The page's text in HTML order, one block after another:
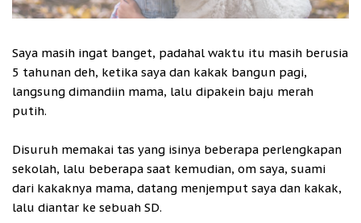
Saya masih ingat banget, padahal waktu itu masih berusia
5 tahunan deh, ketika saya dan kakak bangun pagi,
langsung dimandiin mama, lalu dipakein baju merah
putih.
Disuruh memakai tas yang isinya beberapa perlengkapan
sekolah, lalu beberapa saat kemudian, om saya, suami
dari kakaknya mama, datang menjemput saya dan kakak,
lalu diantar ke sebuah SD.